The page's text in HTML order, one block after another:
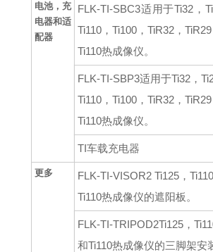
电池，充
电器和适
配器
FLK-TI-SBC3适用于Ti32 ，
Ti110 ，Ti100 ，TiR32 ，TiR29
Ti110热成像仪。
FLK-TI-SBP3适用于Ti32，
Ti110 ，Ti100， TiR32， TiR29
Ti110热成像仪。
TI车载充电器
更多 FLK-TI-VISOR2 Ti125 ，Ti110
Ti110热成像仪的遮阳板。
FLK-TI-TRIPOD2Ti125，
和Ti110热成像仪的三脚架安